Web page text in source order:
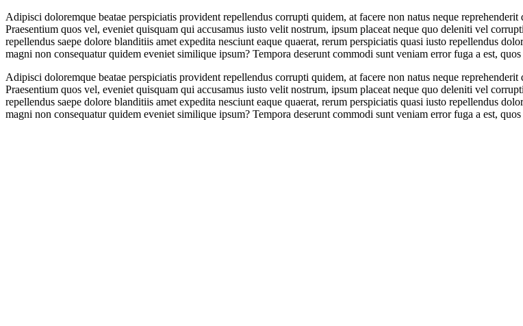
Adipisci doloremque beatae perspiciatis provident repellendus corrupti quidem, at facere non natus neque
Praesentium quos vel, eveniet quisquam qui accusamus iusto velit nostrum, ipsum placeat neque quo deleniti vel
repellendus saepe dolore blanditiis amet expedita nesciunt eaque quaerat, rerum perspiciatis quasi iusto repellendus
magni non consequatur quidem eveniet similique ipsum? Tempora deserunt commodi sunt veniam error fuga a est, quos
Adipisci doloremque beatae perspiciatis provident repellendus corrupti quidem, at facere non natus neque
Praesentium quos vel, eveniet quisquam qui accusamus iusto velit nostrum, ipsum placeat neque quo deleniti vel
repellendus saepe dolore blanditiis amet expedita nesciunt eaque quaerat, rerum perspiciatis quasi iusto repellendus
magni non consequatur quidem eveniet similique ipsum? Tempora deserunt commodi sunt veniam error fuga a est, quos